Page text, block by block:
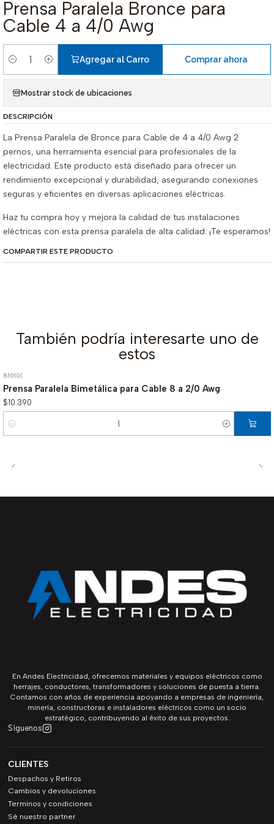
Prensa Paralela Bronce para
Cable 4 a 4/0 Awg
Cantidad
Agregar al Carro Comprar ahora
Mostrar stock de ubicaciones
DESCRIPCIÓN
La Prensa Paralela de Bronce para Cable de 4 a 4/0 Awg 2
pernos, una herramienta esencial para profesionales de la
electricidad. Este producto está diseñado para ofrecer un
rendimiento excepcional y durabilidad, asegurando conexiones
seguras y eficientes en diversas aplicaciones eléctricas.
Haz tu compra hoy y mejora la calidad de tus instalaciones
eléctricas con esta prensa paralela de alta calidad. ¡Te esperamos!
COMPARTIR ESTE PRODUCTO
También podría interesarte uno de
estos
81010|
Prensa Paralela Bimetálica para Cable 8 a 2/0 Awg
$10.390
Cantidad
En Andes Electricidad, ofrecemos materiales y equipos eléctricos como
herrajes, conductores, transformadores y soluciones de puesta a tierra.
Contamos con años de experiencia apoyando a empresas de ingeniería,
minería, constructoras e instaladores eléctricos como un socio
estratégico, contribuyendo al éxito de sus proyectos.
Síguenos
CLIENTES
Despachos y Retiros
Cambios y devoluciones
Terminos y condiciones
Sé nuestro partner